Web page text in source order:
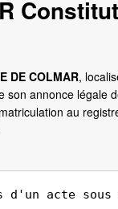
DE COLMAR,
son annonce légale
au
d'un acte sous